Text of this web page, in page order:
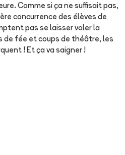
Comme si ça ne suffisait pas,
concurrence des élèves de
pas se laisser voler la
fée et coups de théâtre, les
! Et ça va saigner !